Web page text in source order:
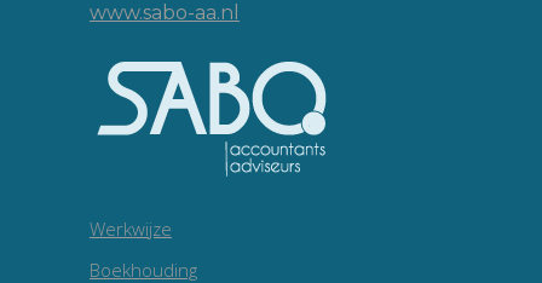
www.sabo-aa.nl
Werkwijze
Boekhouding